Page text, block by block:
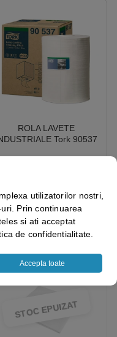
ROLA LAVETE
Tork 90537
325.26lei + TVA
Adauga in cos
STOC EPUIZAT
utilizatorilor nostri,
Prin continuarea
si ati acceptat
de confidentialitate.
Accepta toate